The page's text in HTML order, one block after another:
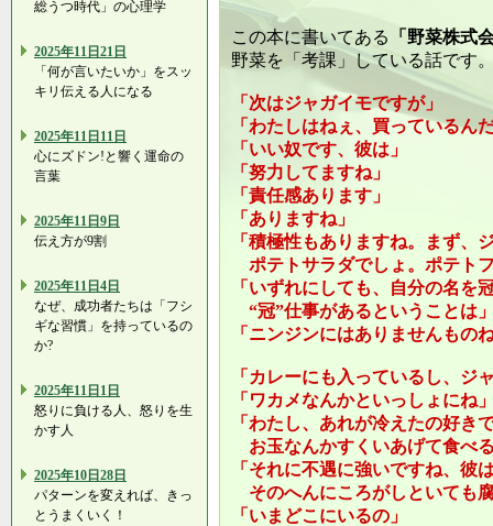
総うつ時代」の心理学
2025年11日21日
「何が言いたいか」をスッ
キリ伝える人になる
2025年11日11日
心にズドン!と響く運命の
言葉
2025年11日9日
伝え方が9割
2025年11日4日
なぜ、成功者たちは「フシ
ギな習慣」を持っているの
か?
2025年11日1日
怒りに負ける人、怒りを生
かす人
2025年10日28日
パターンを変えれば、きっ
とうまくいく！
この本に書いてある
「野菜株式
野菜を「考課」している話です
「次はジャガイモですが」
「わたしはねぇ、買っているん
「いい奴です、彼は」
「努力してますね」
「責任感あります」
「ありますね」
「積極性もありますね。まず、
ポテトサラダでしょ。ポテト
「いずれにしても、自分の名を
“冠”仕事があるということは
「ニンジンにはありませんもの
「カレーにも入っているし、ジ
「ワカメなんかといっしょにね
「わたし、あれが冷えたの好き
お玉なんかすくいあげて食べ
「それに不遇に強いですね、彼
そのへんにころがしといても
「いまどこにいるの」